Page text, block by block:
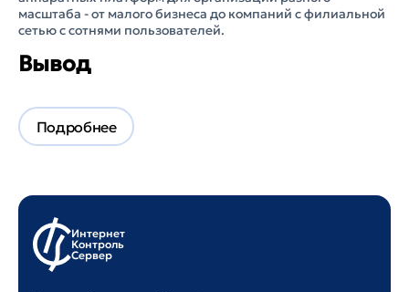
масштаба - от малого бизнеса до компаний с филиальной
сетью с сотнями пользователей.
Вывод
российский межсетевой экран, который закрывает
реальные задачи бизнеса и госструктур. Он легко
внедряется, работает стабильно, помогает соблюдать
Доступен бесплатный тестовый период, чтобы вы сами
убедились, как он работает в вашей инфраструктуре
Интернет
Контроль
Сервер